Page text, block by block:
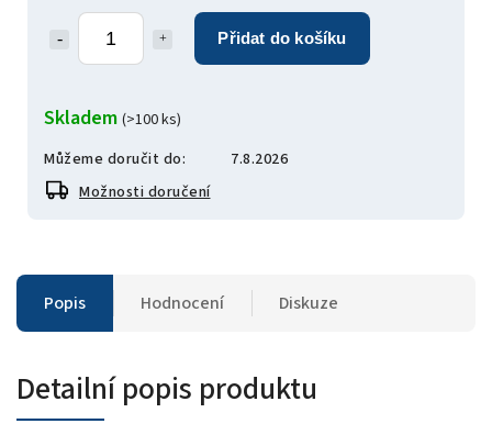
Přidat do košíku
Skladem (>100 ks)
Můžeme doručit do:
7.8.2026
Možnosti doručení
Popis Hodnocení Diskuze
Detailní popis produktu